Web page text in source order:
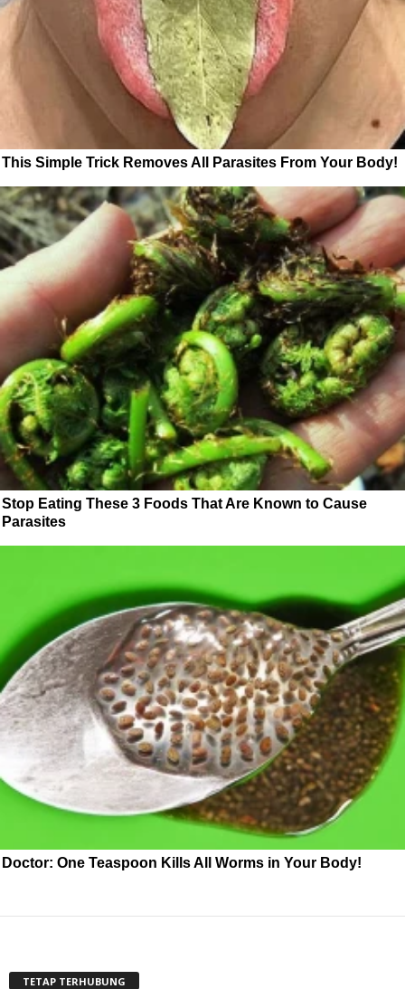
This Simple Trick Removes All Parasites From Your Body!
Stop Eating These 3 Foods That Are Known to Cause
Parasites
Doctor: One Teaspoon Kills All Worms in Your Body!
TETAP TERHUBUNG